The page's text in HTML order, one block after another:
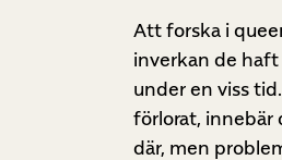
Att forska i
inverkan de
under en viss
förlorat, innebär
där, men